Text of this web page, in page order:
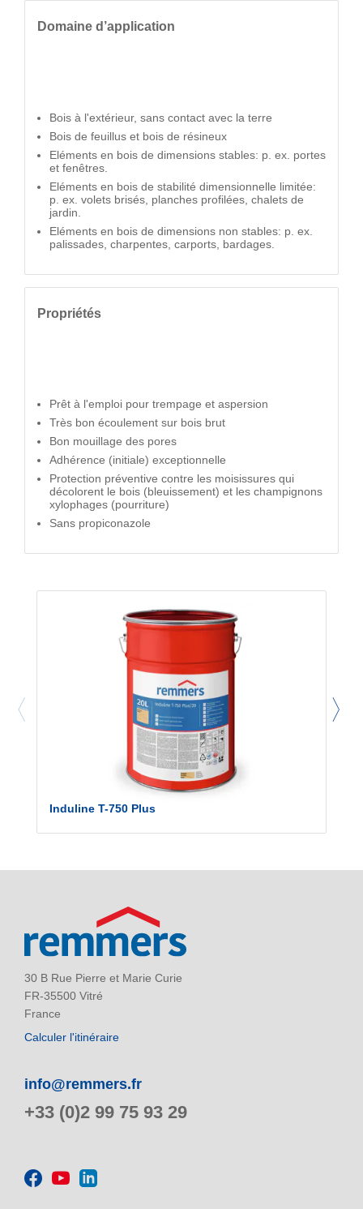
Domaine d’application
Bois à l'extérieur, sans contact avec la terre
Bois de feuillus et bois de résineux
Eléments en bois de dimensions stables: p. ex. portes
et fenêtres.
Eléments en bois de stabilité dimensionnelle limitée:
p. ex. volets brisés, planches profilées, chalets de
jardin.
Eléments en bois de dimensions non stables: p. ex.
palissades, charpentes, carports, bardages.
Propriétés
Prêt à l'emploi pour trempage et aspersion
Très bon écoulement sur bois brut
Bon mouillage des pores
Adhérence (initiale) exceptionnelle
Protection préventive contre les moisissures qui
décolorent le bois (bleuissement) et les champignons
xylophages (pourriture)
Sans propiconazole
Induline T-750 Plus
30 B Rue Pierre et Marie Curie
FR-35500 Vitré
France
Calculer l'itinéraire
info@remmers.fr
+33 (0)2 99 75 93 29